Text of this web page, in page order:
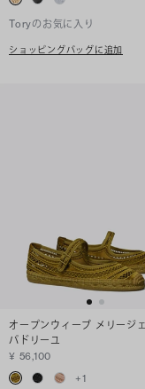
Toryのお気に入り
ショッピングバッグに追加
オープンウィーブ メリージ
パドリーユ
¥ 56,100
+1